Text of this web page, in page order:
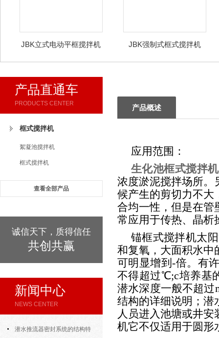
JBK立式电动平框搅拌机 JBK强制式框式搅拌机
产品直通车
PRODUCTS CENTER
框式搅拌机
絮凝池搅拌机
框式搅拌机
查看全部产品
诚信天下，质得信任
共创共赢
新闻中心
NEWS CENTER
潜水推流器密封系统的结构特
产品概述
应用范围：
生化池框式搅拌机
浓度淤泥搅拌场所。
候产生的剪切力不大
合均一性，但是在管
常应用于传热、晶析
锚框式搅拌机太
和复氧，大面积水中
可明显增到-倍。有
不得超过℃;c培养基
潜水深度一般不超
结构的详细说明；潜
人员进入池塘或井
机它不仅适用于圆形